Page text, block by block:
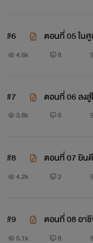
#6 ตอนที่ 05 ใน
4.6k 8
#7 ตอนที่ 06 ลง
3.8k 6
#8 ตอนที่ 07 ยิน
4.2k 2
#9 ตอนที่ 08 อา
5.1k 8